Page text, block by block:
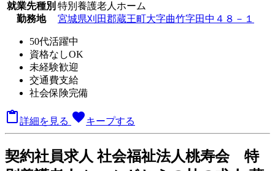
就業先種別 特別養護老人ホーム
勤務地
宮城県刈田郡蔵王町大字曲竹字田中４８－１
50代活躍中
資格なしOK
未経験歓迎
交通費支給
社会保険完備
詳細を見る favoriteキープする
契約社員求人 社会福祉法人桃寿会 特